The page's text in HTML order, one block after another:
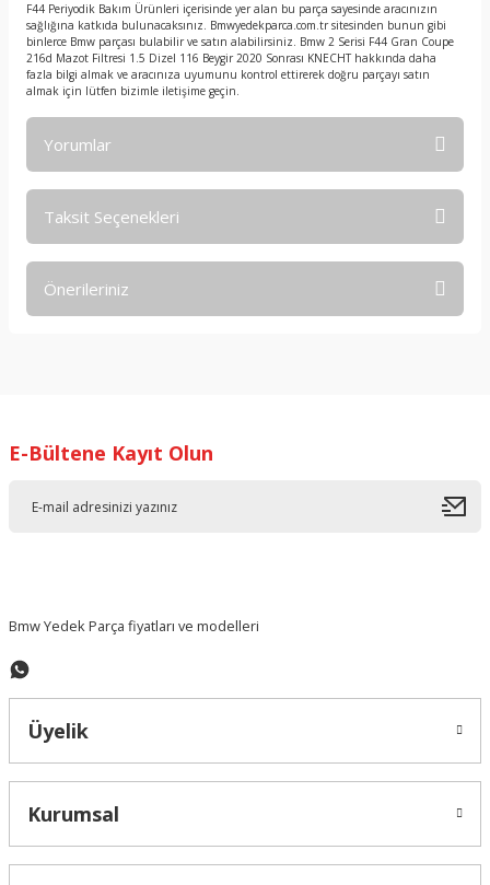
F44 Periyodik Bakım Ürünleri içerisinde yer alan bu parça sayesinde aracınızın
sağlığına katkıda bulunacaksınız. Bmwyedekparca.com.tr sitesinden bunun gibi
binlerce Bmw parçası bulabilir ve satın alabilirsiniz. Bmw 2 Serisi F44 Gran Coupe
216d Mazot Filtresi 1.5 Dizel 116 Beygir 2020 Sonrası KNECHT hakkında daha
fazla bilgi almak ve aracınıza uyumunu kontrol ettirerek doğru parçayı satın
almak için lütfen bizimle iletişime geçin.
Yorumlar
Taksit Seçenekleri
Önerileriniz
Ürün resmi kalitesiz, bozuk veya görüntülenemiyor.
E-Bültene Kayıt Olun
Bmw Yedek Parça fiyatları ve modelleri
Üyelik
Kurumsal